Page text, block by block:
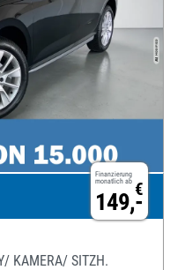
Finanzierung
monatlich ab €
149,-
KAMERA/ SITZH.